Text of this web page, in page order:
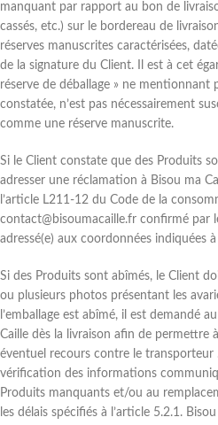
manquant par rapport au bon de
cassés, etc.) sur le bordereau de
réserves manuscrites caractérisées,
de la signature du Client. Il est à cet
réserve de déballage » ne mentionnant
constatée, n’est pas nécessairement
comme une réserve manuscrite.
Si le Client constate que des Produits
adresser une réclamation à Bisou ma
l’article L211-12 du Code de la
contact@bisoumacaille.fr confirmé par
adressé(e) aux coordonnées indiquées
Si des Produits sont abîmés, le Client
ou plusieurs photos présentant les
l’emballage est abîmé, il est demandé
Caille dès la livraison afin de permettre
éventuel recours contre le transporteur
vérification des informations
Produits manquants et/ou au
les délais spécifiés à l’article 5.2.1.